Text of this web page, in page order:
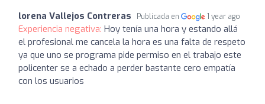
lorena Vallejos Contreras Publicada en 1 year ago
Experiencia negativa: Hoy tenía una hora y estando allá
el profesional me cancela la hora es una falta de respeto
ya que uno se programa pide permiso en el trabajo este
policenter se a echado a perder bastante cero empatía
con los usuarios